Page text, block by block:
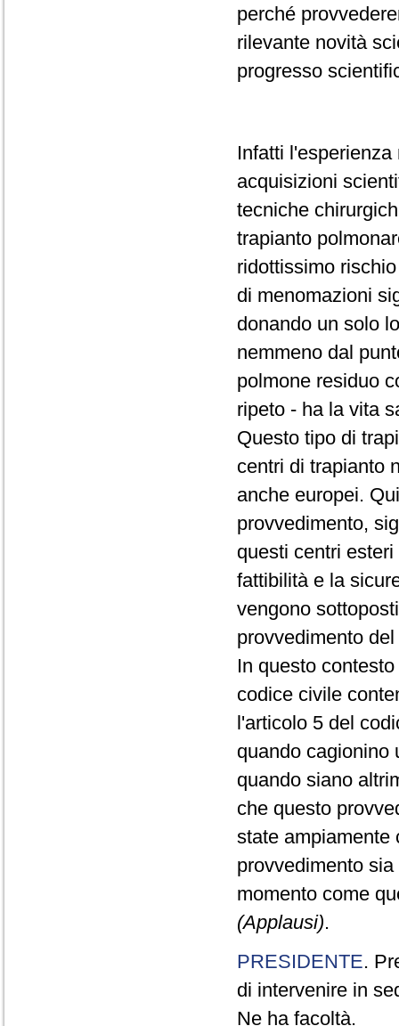
perché
rilevante novità
progresso
Infatti
acquisizioni
tecniche
trapianto
ridottissimo
di menomazioni
donando un solo
nemmeno dal
polmone residuo
ripeto - ha la vita
Questo tipo di
centri di trapianto
anche europei.
provvedimento,
questi centri
fattibilità e la
vengono
provvedimento
In questo
codice civile
l'articolo 5 del
quando cagionino
quando siano
che questo
state ampiamente
provvedimento
momento come
(Applausi).
PRESIDENTE.
di intervenire in
Ne ha facoltà.